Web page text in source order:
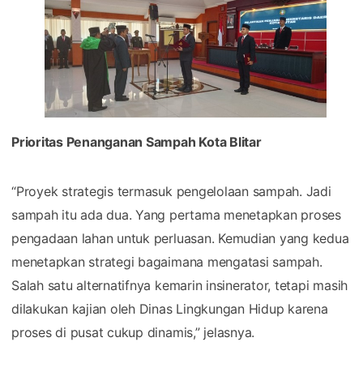
Prioritas Penanganan Sampah Kota Blitar
“Proyek strategis termasuk pengelolaan sampah. Jadi
sampah itu ada dua. Yang pertama menetapkan proses
pengadaan lahan untuk perluasan. Kemudian yang kedua
menetapkan strategi bagaimana mengatasi sampah.
Salah satu alternatifnya kemarin insinerator, tetapi masih
dilakukan kajian oleh Dinas Lingkungan Hidup karena
proses di pusat cukup dinamis,” jelasnya.